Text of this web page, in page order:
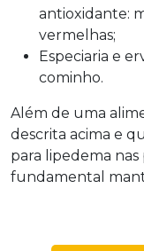
antioxidante:
vermelhas;
Especiaria e
cominho.
Além de uma
descrita acima e
para lipedema nas
fundamental